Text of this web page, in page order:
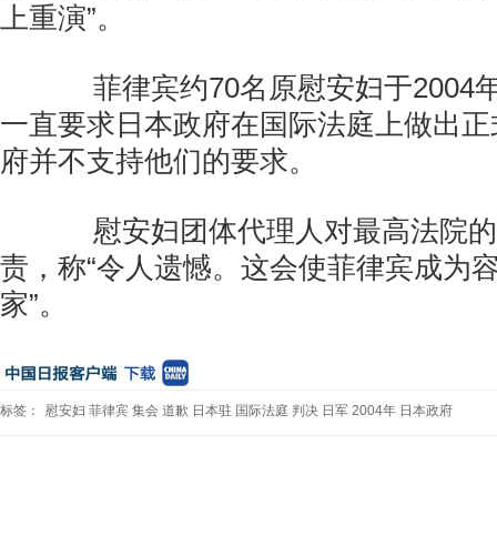
上重演”。
菲律宾约70名原慰安妇于2004
一直要求日本政府在国际法庭上做出
府并不支持他们的要求。
慰安妇团体代理人对最高法院的
责，称“令人遗憾。这会使菲律宾成为
家”。
标签： 慰安妇 菲律宾 集会 道歉 日本驻 国际法庭 判决 日军 2004年 日本政府